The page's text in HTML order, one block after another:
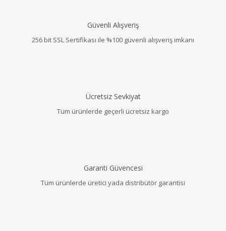
Güvenli Alışveriş
256 bit SSL Sertifikası ile %100 güvenli alışveriş imkanı
Ücretsiz Sevkiyat
Tüm ürünlerde geçerli ücretsiz kargo
Garanti Güvencesi
Tüm ürünlerde üretici yada distribütör garantisi